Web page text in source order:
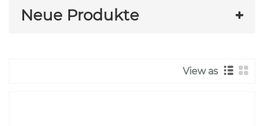
Neue Produkte
View as